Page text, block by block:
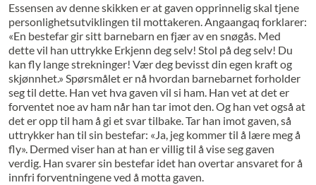
Essensen av denne skikken er at gaven opprinnelig skal tjene
personlighetsutviklingen til mottakeren. Angaangaq forklarer:
«En bestefar gir sitt barnebarn en fjær av en snøgås. Med
dette vil han uttrykke Erkjenn deg selv! Stol på deg selv! Du
kan fly lange strekninger! Vær deg bevisst din egen kraft og
skjønnhet.» Spørsmålet er nå hvordan barnebarnet forholder
seg til dette. Han vet hva gaven vil si ham. Han vet at det er
forventet noe av ham når han tar imot den. Og han vet også at
det er opp til ham å gi et svar tilbake. Tar han imot gaven, så
uttrykker han til sin bestefar: «Ja, jeg kommer til å lære meg å
fly». Dermed viser han at han er villig til å vise seg gaven
verdig. Han svarer sin bestefar idet han overtar ansvaret for å
innfri forventningene ved å motta gaven.